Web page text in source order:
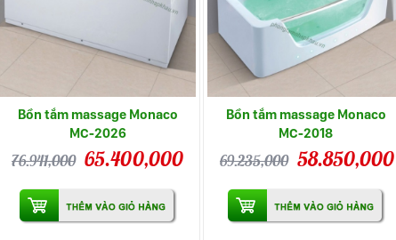
Bồn tắm massage Monaco
MC-2026
76.941,000 65.400,000
Bồn tắm massage Monaco
MC-2018
69.235,000 58.850,000